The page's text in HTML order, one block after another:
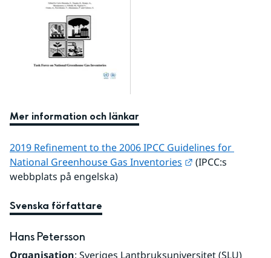
Mer information och länkar
2019 Refinement to the 2006 IPCC Guidelines for
National Greenhouse Gas Inventories
Länk till annan
(IPCC:s
webbplats på engelska)
Svenska författare
Hans Petersson
Organisation: Sveriges Lantbruksuniversitet (SLU)